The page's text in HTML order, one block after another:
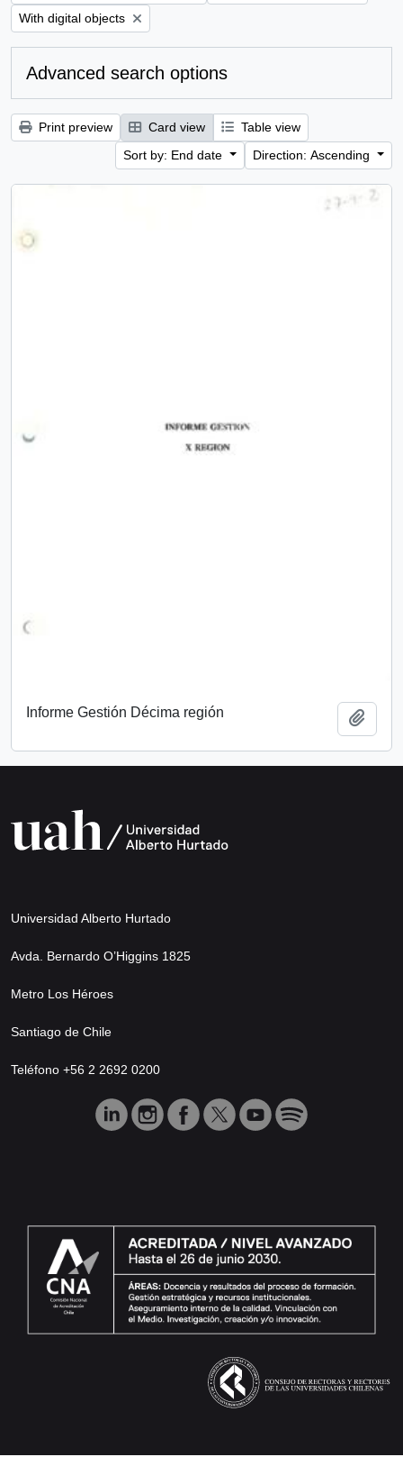
Remove filter:
With digital objects
Advanced search options
Print preview Card view
Table view
Sort by: End date
Direction: Ascending
Informe Gestión Décima región
Universidad Alberto Hurtado
Avda. Bernardo O’Higgins 1825
Metro Los Héroes
Santiago de Chile
Teléfono +56 2 2692 0200